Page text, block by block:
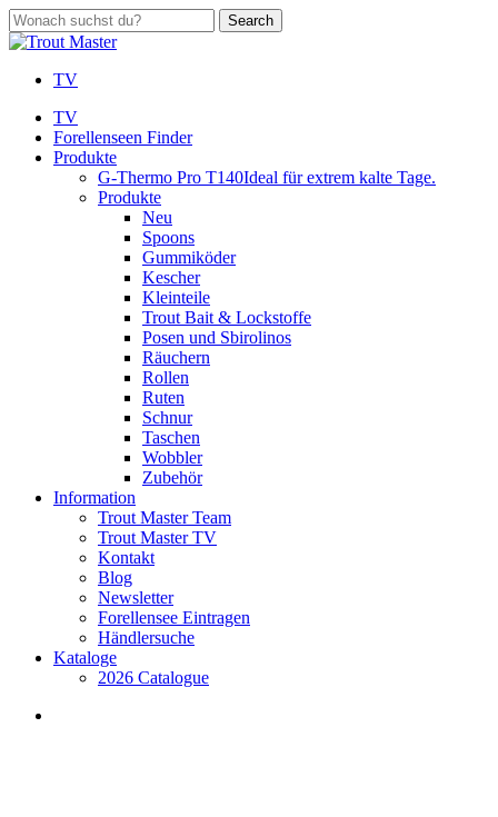
Skip
to
content
Search
Close
TV
search
Menu
TV
Forellenseen Finder
Produkte
G-Thermo Pro T140Ideal für extrem kalte Tage.
Produkte
Neu
Spoons
Gummiköder
Kescher
Kleinteile
Trout Bait & Lockstoffe
Posen und Sbirolinos
Räuchern
Rollen
Ruten
Schnur
Taschen
Wobbler
Zubehör
Information
Trout Master Team
Trout Master TV
Kontakt
Blog
Newsletter
Forellensee Eintragen
Händlersuche
Kataloge
2026 Catalogue